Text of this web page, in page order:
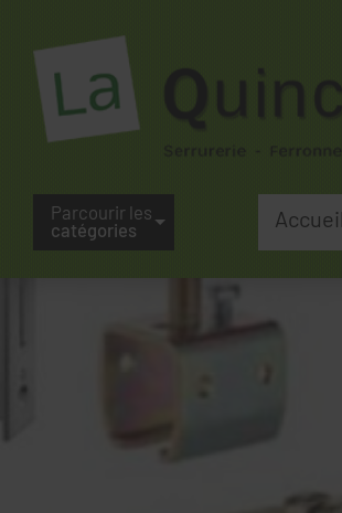
Parcourir les
catégories
Accueil